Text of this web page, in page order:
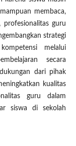
membaca,
profesionalitas guru
strategi
melalui
secara
dari pihak
kualitas
guru dalam
siswa di sekolah